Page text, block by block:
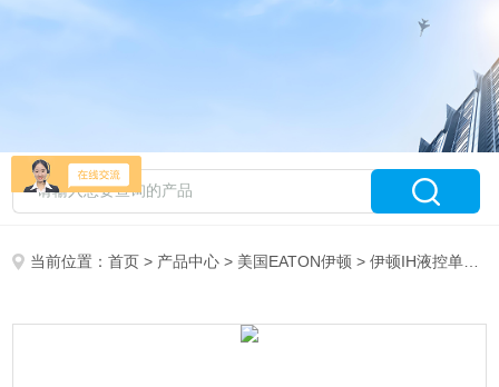
当前位置：首页 > 产品中心 > 美国EATON伊顿 >伊顿IH液控单向阀